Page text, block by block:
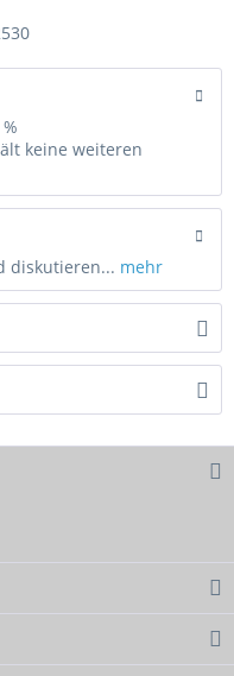
keine weiteren
diskutieren... mehr